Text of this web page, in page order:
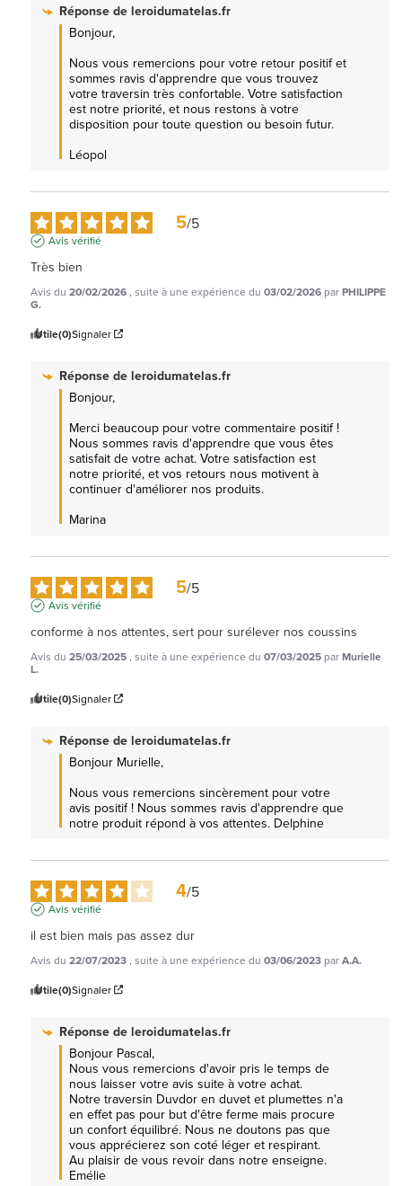
Réponse deleroidumatelas.fr
Bonjour,
Nous vous remercions pour votre retour positif et
sommes ravis d'apprendre que vous trouvez
votre traversin très confortable. Votre satisfaction
est notre priorité, et nous restons à votre
disposition pour toute question ou besoin futur.
Léopol
5/5
Avis vérifié
Très bien
Avis du 20/02/2026, suite à une expérience du 03/02/2026 parPHILIPPE
G.
Utile(0)Signaler
Réponse deleroidumatelas.fr
Bonjour,
Merci beaucoup pour votre commentaire positif !
Nous sommes ravis d'apprendre que vous êtes
satisfait de votre achat. Votre satisfaction est
notre priorité, et vos retours nous motivent à
continuer d'améliorer nos produits.
Marina
5/5
Avis vérifié
conforme à nos attentes, sert pour surélever nos coussins
Avis du 25/03/2025, suite à une expérience du 07/03/2025 parMurielle
L.
Utile(0)Signaler
Réponse deleroidumatelas.fr
Bonjour Murielle,
Nous vous remercions sincèrement pour votre
avis positif ! Nous sommes ravis d'apprendre que
notre produit répond à vos attentes. Delphine
4/5
Avis vérifié
il est bien mais pas assez dur
Avis du 22/07/2023, suite à une expérience du 03/06/2023 parA.A.
Utile(0)Signaler
Réponse deleroidumatelas.fr
Bonjour Pascal,
Nous vous remercions d'avoir pris le temps de
nous laisser votre avis suite à votre achat.
Notre traversin Duvdor en duvet et plumettes n'a
en effet pas pour but d'être ferme mais procure
un confort équilibré. Nous ne doutons pas que
vous apprécierez son coté léger et respirant.
Au plaisir de vous revoir dans notre enseigne.
Emélie